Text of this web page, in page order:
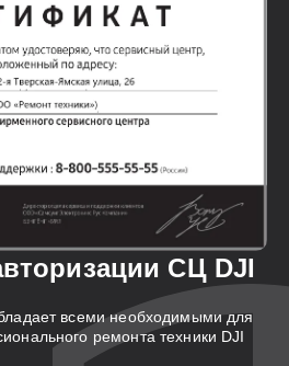
СЦ DJI
всеми необходимыми для
ремонта техники DJI